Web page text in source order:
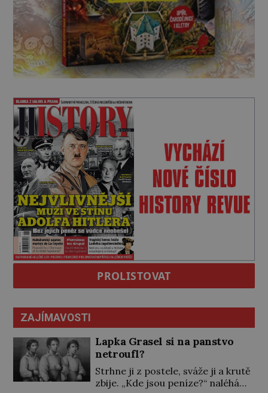
PROLISTOVAT
ZAJÍMAVOSTI
Lapka Grasel si na panstvo
netroufl?
Strhne ji z postele, sváže ji a krutě
zbije. „Kde jsou peníze?“ naléhá